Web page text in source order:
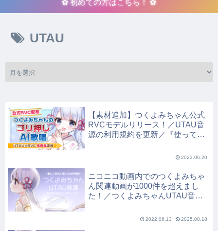
✿ 初めての方はこちら！ ✿
UTAU
【素材追加】つくよみちゃん公式
RVCモデルリリース！／UTAU音
源の利用規約を更新／『使ってく
2023.06.20
ニコニコ動画内でのつくよみちゃ
ん関連動画が1000件を超えまし
た！／つくよみちゃんUTAU音源
ゃん」という芸術2022.06.13 2025.08.18